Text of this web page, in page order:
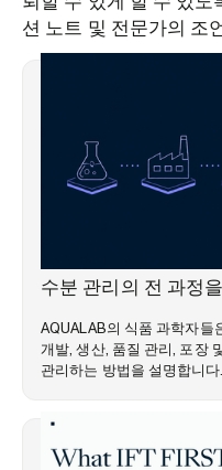
션 노트 및 전문가의 조
수분 관리의 전 과정
AQUALAB의 식품 과학자들
개발, 생산, 품질 관리, 포장
관리하는 방법을 설명합니다.